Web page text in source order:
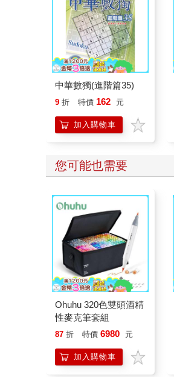
中華數獨(進階篇35)
9 折 特價 162 元
加入購物車
您可能也需要
Ohuhu 320色雙頭酒精
性麥克筆套組
87 折 特價 6980 元
加入購物車